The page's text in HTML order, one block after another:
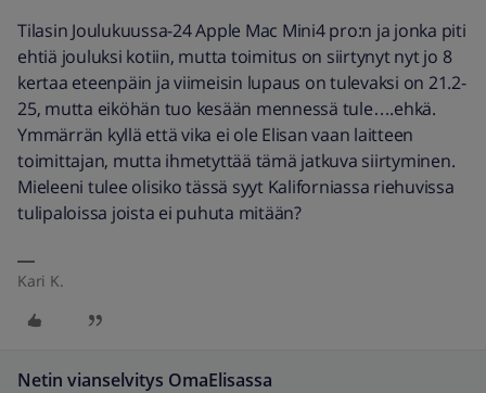
Tilasin Joulukuussa-24 Apple Mac Mini4 pro:n ja jonka piti
ehtiä jouluksi kotiin, mutta toimitus on siirtynyt nyt jo 8
kertaa eteenpäin ja viimeisin lupaus on tulevaksi on 21.2-
25, mutta eiköhän tuo kesään mennessä tule….ehkä.
Ymmärrän kyllä että vika ei ole Elisan vaan laitteen
toimittajan, mutta ihmetyttää tämä jatkuva siirtyminen.
Mieleeni tulee olisiko tässä syyt Kaliforniassa riehuvissa
tulipaloissa joista ei puhuta mitään?
Kari K.
Netin vianselvitys OmaElisassa